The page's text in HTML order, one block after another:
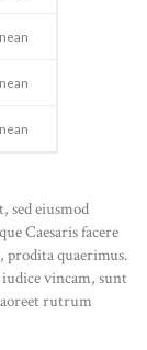
sed eiusmod
Caesaris facere
prodita quaerimus.
vincam, sunt
rutrum